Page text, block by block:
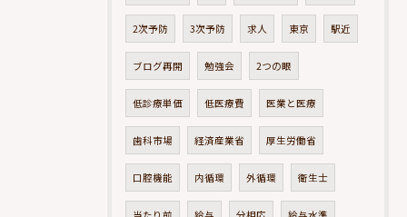
2次予防 3次予防 求人 東京 駅近
ブログ再開 勉強会 2つの眼
低診療単価 低医療費 医業と医療
歯科市場 経済産業省 厚生労働省
口腔機能 内循環 外循環 衛生士